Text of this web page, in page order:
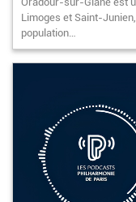
Limoges et Saint-
population…